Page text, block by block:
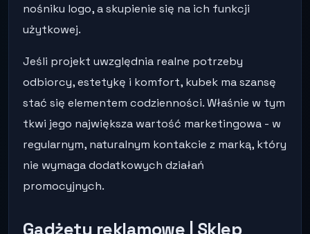
nośniku logo, a skupienie się na ich funkcji
użytkowej.
Jeśli projekt uwzględnia realne potrzeby
odbiorcy, estetykę i komfort, kubek ma szansę
stać się elementem codzienności. Właśnie w tym
tkwi jego największa wartość marketingowa - w
regularnym, naturalnym kontakcie z marką, który
nie wymaga dodatkowych działań
promocyjnych.
Gadżety reklamowe | Sklep